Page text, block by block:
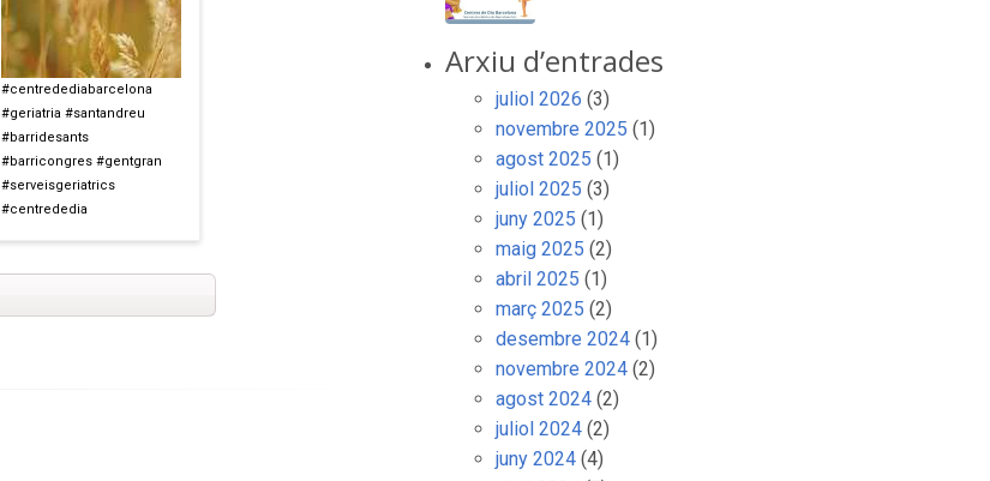
#centredediabarcelona
#geriatria #santandreu
#barridesants
#barricongres #gentgran
#serveisgeriatrics
#centrededia
Arxiu d’entrades
juliol 2026 (3)
novembre 2025 (1)
agost 2025 (1)
juliol 2025 (3)
juny 2025 (1)
maig 2025 (2)
abril 2025 (1)
març 2025 (2)
desembre 2024 (1)
novembre 2024 (2)
agost 2024 (2)
juliol 2024 (2)
juny 2024 (4)